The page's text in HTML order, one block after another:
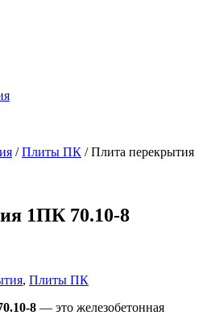
/Плиты ПК / Плита перекрытия
1ПК 70.10-8
, Плиты ПК
8 — это железобетонная